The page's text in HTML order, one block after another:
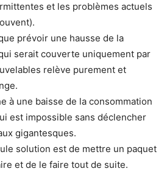
et les problèmes actuels
prévoir une hausse de la
serait couverte uniquement par
relève purement et
à une baisse de la consommation
est impossible sans déclencher
gigantesques.
solution est de mettre un paquet
et de le faire tout de suite.